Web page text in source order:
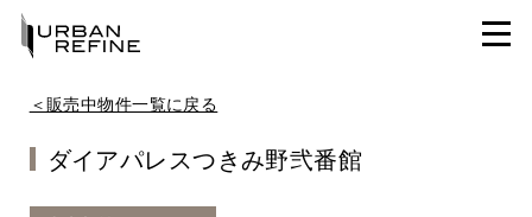
＜販売中物件一覧に戻る
ダイアパレスつきみ野弐番館